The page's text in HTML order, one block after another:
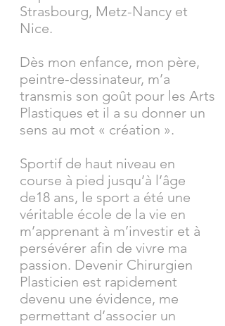
Strasbourg, Metz-Nancy et
Nice.
Dès mon enfance, mon père,
peintre-dessinateur, m’a
transmis son goût pour les Arts
Plastiques et il a su donner un
sens au mot « création ».
Sportif de haut niveau en
course à pied jusqu’à l’âge
de18 ans, le sport a été une
véritable école de la vie en
m’apprenant à m’investir et à
persévérer afin de vivre ma
passion. Devenir Chirurgien
Plasticien est rapidement
devenu une évidence, me
permettant d’associer un